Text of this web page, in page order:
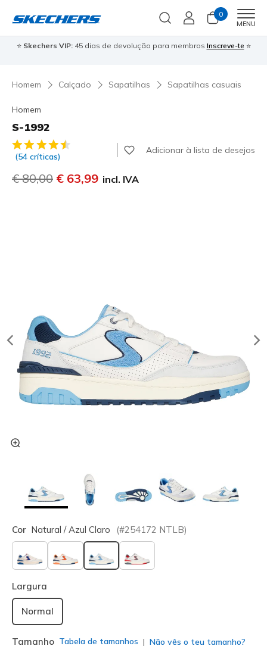
0
MENU
⭐ Skechers VIP:45 dias de devolução para membros Inscreve-te ⭐
Homem Calçado Sapatilhas Sapatilhas casuais
Homem
S-1992
3$9 de 5 – Classificação do cliente
(54 críticas)
Adicionar à lista de desejos
Preço com desconto de
€ 80,00 para
€ 63,99 incl. IVA
Cor Natural / Azul Claro (#254172 NTLB)
selecionado
Largura
Normal
Tamanho Tabela de tamanhos Não vês o teu tamanho?